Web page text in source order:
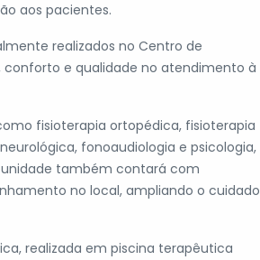
aos pacientes.
realizados no Centro de
conforto e qualidade no atendimento à
fisioterapia ortopédica, fisioterapia
fonoaudiologia e psicologia,
unidade também contará com
no local, ampliando o cuidado
realizada em piscina terapêutica